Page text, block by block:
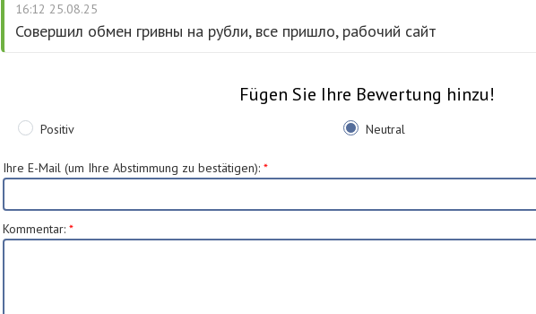
16:12 25.08.25
Совершил обмен гривны на рубли, все пришло, рабочий сайт
Fügen Sie Ihre Bewertung hinzu!
Positiv Neutral
Ihre E-Mail (um Ihre Abstimmung zu bestätigen): *
Kommentar: *